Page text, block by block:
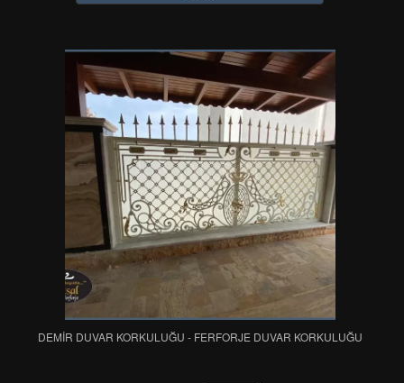
DEMİR DUVAR KORKULUĞU - FERFORJE DUVAR KORKULUĞU